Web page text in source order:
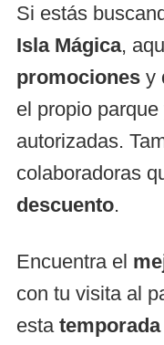
Si estás
Isla Mágica,
promociones y
el propio
autorizadas.
colaboradoras
descuento.
Encuentra el
con tu visita al
esta temporada